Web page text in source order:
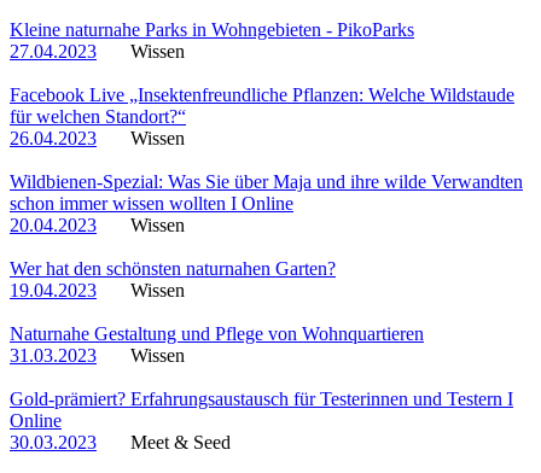
Kleine naturnahe Parks in Wohngebieten - PikoParks
27.04.2023
Wissen
Facebook Live „Insektenfreundliche Pflanzen: Welche Wildstaude
für welchen Standort?“
26.04.2023
Wissen
Wildbienen-Spezial: Was Sie über Maja und ihre wilde Verwandten
schon immer wissen wollten I Online
20.04.2023
Wissen
Wer hat den schönsten naturnahen Garten?
19.04.2023
Wissen
Naturnahe Gestaltung und Pflege von Wohnquartieren
31.03.2023
Wissen
Gold-prämiert? Erfahrungsaustausch für Testerinnen und Testern I
Online
30.03.2023
Meet & Seed